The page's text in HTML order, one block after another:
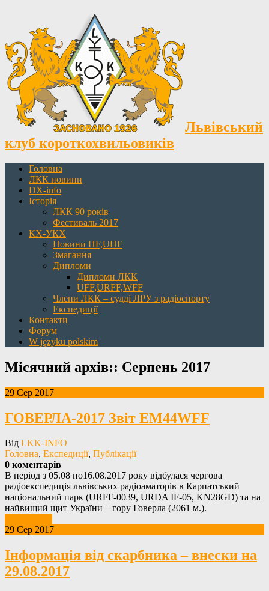
Львівський
клуб короткохвильовиків
Головна
ЛКК новини
DX-info
Історія
ЛКК 90 років
Фестиваль 2017
КХ-УКХ
Новини HF,UHF
Змагання
Дипломи
Дипломи ЛКК
UFF,URFF,WFF
Члени ЛКК – судді ЛРУ з радіоспорту
Експедиції
Контакти
Форум
W języku polskim
Місячний архів:: Серпень 2017
29 Сер 2017
ГОВЕРЛА-2017 Звіт EM44WFF
Від LKK-INFO
Головна, Експедиції, Публікації
0 коментарів
В період з 05.08 по16.08.2017 року відбулася чергова
радіоекспедиція львівських радіоаматорів в Карпатський
національний парк (URFF-0039, URDA IF-05, KN28GD) та на
найвищий щит України – гору Говерла (2061 м.).
29 Сер 2017
Інформація від скарбника – внески на
29.08.2017